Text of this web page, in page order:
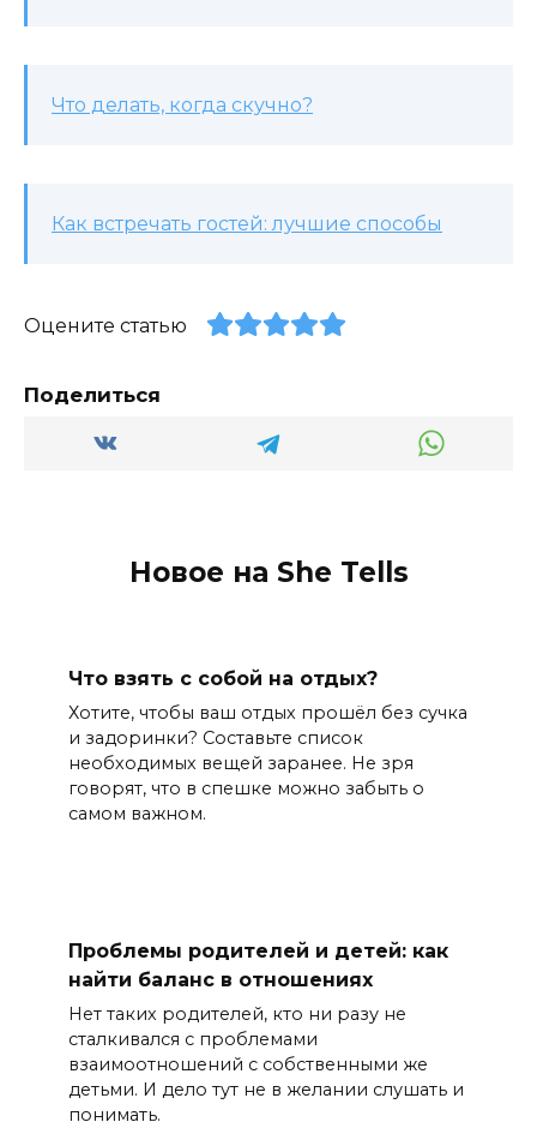
Что делать, когда скучно?
Как встречать гостей: лучшие способы
Оцените статью
Поделиться
Новое на She Tells
Что взять с собой на отдых?
Хотите, чтобы ваш отдых прошёл без сучка
и задоринки? Составьте список
необходимых вещей заранее. Не зря
говорят, что в спешке можно забыть о
самом важном.
Проблемы родителей и детей: как
найти баланс в отношениях
Нет таких родителей, кто ни разу не
сталкивался с проблемами
взаимоотношений с собственными же
детьми. И дело тут не в желании слушать и
понимать.